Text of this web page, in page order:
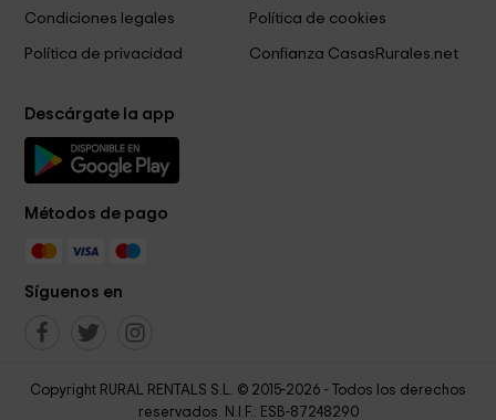
Condiciones legales
Política de cookies
Política de privacidad Confianza CasasRurales.net
Descárgate la app
Métodos de pago
Síguenos en
Copyright RURAL RENTALS S.L. © 2015-2026 - Todos los derechos
reservados. N.I.F.: ESB-87248290